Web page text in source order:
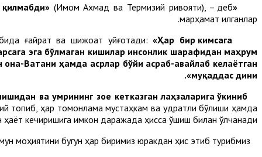
«Ким инсонларга улардан кўрган яхшиликлари эвазига шукр қилмас экан, демак Аллоҳга ҳам шукр қилмабди»
(Имом Ахмад ва Термизий ривояти), – деб
марҳамат қилганлар.
«Ҳар бир кимсага
эга бўлмаган кишилар инсонлик шарафидан маҳрум
она-Ватани ҳамда асрлар бўйи асраб-авайлаб келаётган
муқаддас дини».
ва умрининг зое кетказган лаҳзаларига ўкиниб
топиб, ҳар томонлама мустаҳкам ва қудратли бўлиши ҳамда
кечиришига имкон даражада ҳисса қўшиш билан ўлчанади.